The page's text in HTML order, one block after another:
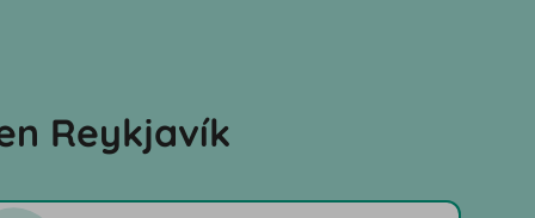
Reykjavík